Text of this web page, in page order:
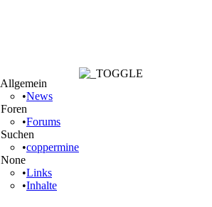
Allgemein
•News
Foren
•Forums
Suchen
•coppermine
None
•Links
•Inhalte